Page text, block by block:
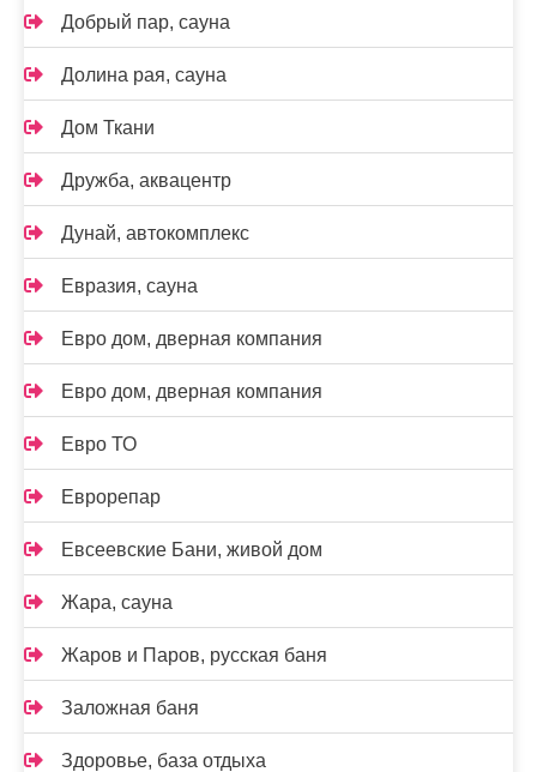
Добрый пар, сауна
Долина рая, сауна
Дом Ткани
Дружба, аквацентр
Дунай, автокомплекс
Евразия, сауна
Евро дом, дверная компания
Евро дом, дверная компания
Евро ТО
Еврорепар
Евсеевские Бани, живой дом
Жара, сауна
Жаров и Паров, русская баня
Заложная баня
Здоровье, база отдыха